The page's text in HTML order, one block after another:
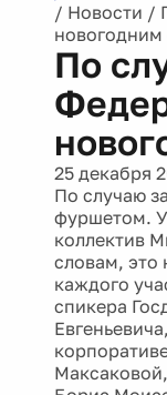
/ Новости /
По
25 декабря
По случаю
фуршетом.
коллектив
словам, это
каждого
спикера